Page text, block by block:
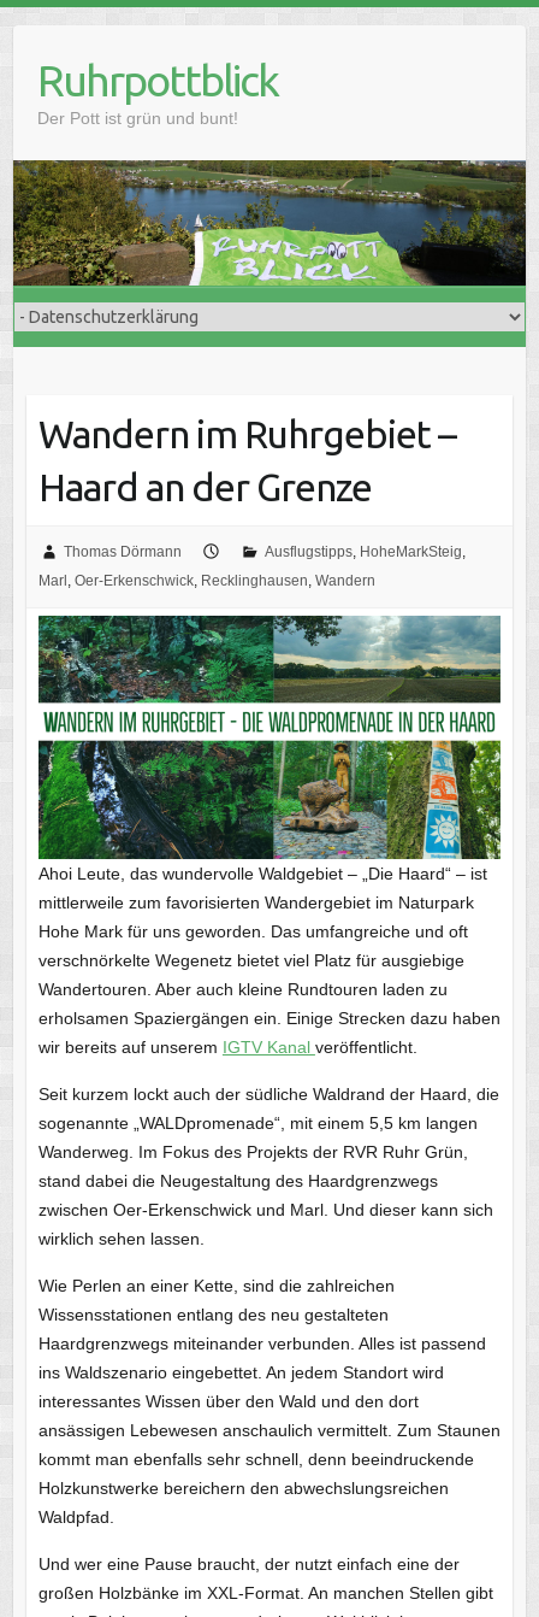
contentRuhrpottblick
Der Pott ist grün und bunt!
Wandern im Ruhrgebiet –
Haard an der Grenze
Thomas Dörmann Ausflugstipps, HoheMarkSteig,
Marl , Oer-Erkenschwick, Recklinghausen, Wandern
Ahoi Leute, das wundervolle Waldgebiet – „Die Haard“ – ist
mittlerweile zum favorisierten Wandergebiet im Naturpark
Hohe Mark für uns geworden. Das umfangreiche und oft
verschnörkelte Wegenetz bietet viel Platz für ausgiebige
Wandertouren. Aber auch kleine Rundtouren laden zu
erholsamen Spaziergängen ein. Einige Strecken dazu haben
wir bereits auf unserem IGTV Kanal veröffentlicht.
Seit kurzem lockt auch der südliche Waldrand der Haard, die
sogenannte „WALDpromenade“, mit einem 5,5 km langen
Wanderweg. Im Fokus des Projekts der RVR Ruhr Grün,
stand dabei die Neugestaltung des Haardgrenzwegs
zwischen Oer-Erkenschwick und Marl. Und dieser kann sich
wirklich sehen lassen.
Wie Perlen an einer Kette, sind die zahlreichen
Wissensstationen entlang des neu gestalteten
Haardgrenzwegs miteinander verbunden. Alles ist passend
ins Waldszenario eingebettet. An jedem Standort wird
interessantes Wissen über den Wald und den dort
ansässigen Lebewesen anschaulich vermittelt. Zum Staunen
kommt man ebenfalls sehr schnell, denn beeindruckende
Holzkunstwerke bereichern den abwechslungsreichen
Waldpfad.
Und wer eine Pause braucht, der nutzt einfach eine der
großen Holzbänke im XXL-Format. An manchen Stellen gibt